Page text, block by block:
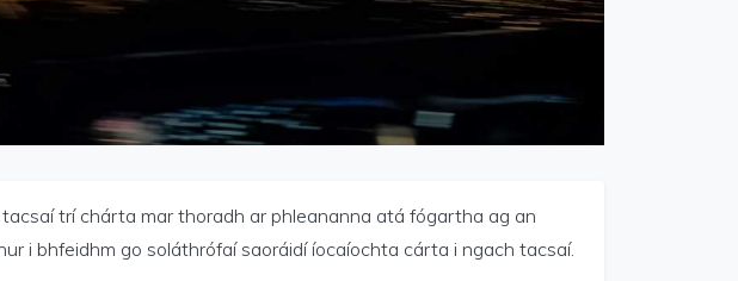
trí chárta mar thoradh ar phleananna atá fógartha ag an
i bhfeidhm go soláthrófaí saoráidí íocaíochta cárta i ngach tacsaí.